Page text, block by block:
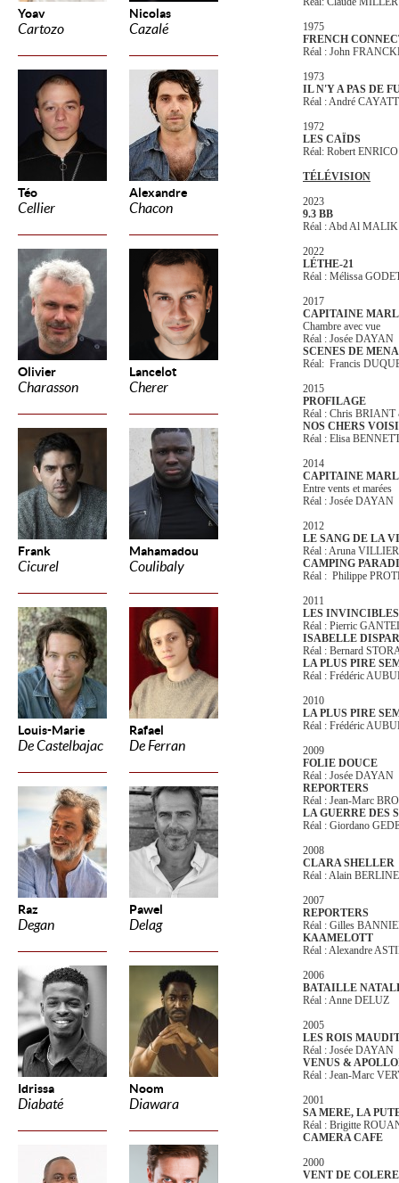
Yoav
Cartozo
Nicolas
Cazalé
Téo
Cellier
Alexandre
Chacon
Olivier
Charasson
Lancelot
Cherer
Frank
Cicurel
Mahamadou
Coulibaly
Louis-Marie
De Castelbajac
Rafael
De Ferran
Raz
Degan
Pawel
Delag
Idrissa
Diabaté
Noom
Diawara
1975
FRENCH
Réal : John
1973
IL N'Y A PAS DE
Réal : André
1972
LES CAÏDS
Réal: Robert ENRICO
TÉLÉVISION
2023
9.3 BB
Réal : Abd Al MALIK
2022
LÉTHE-21
Réal : Mélissa
2017
CAPITAINE
Chambre avec vue
Réal : Josée DAYAN
SCENES DE
Réal: Francis
2015
PROFILAGE
Réal : Chris
NOS CHERS
Réal : Elisa
2014
CAPITAINE
Entre vents et marées
Réal : Josée DAYAN
2012
LE SANG DE LA
Réal : Aruna
CAMPING
Réal : Philippe
2011
LES
Réal : Pierric
ISABELLE
Réal : Bernard
LA PLUS PIRE
Réal : Frédéric
2010
LA PLUS PIRE
Réal : Frédéric
2009
FOLIE DOUCE
Réal : Josée DAYAN
REPORTERS
Réal : Jean-Marc
LA GUERRE DES
Réal : Giordano
2008
CLARA SHELLER
Réal : Alain
2007
REPORTERS
Réal : Gilles
KAAMELOTT
Réal : Alexandre
2006
BATAILLE
Réal : Anne DELUZ
2005
LES ROIS
Réal : Josée DAYAN
VENUS &
Réal : Jean-Marc
2001
SA MERE, LA
Réal : Brigitte
CAMERA CAFE
2000
VENT DE COLERE